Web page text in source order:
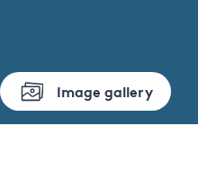
Image gallery